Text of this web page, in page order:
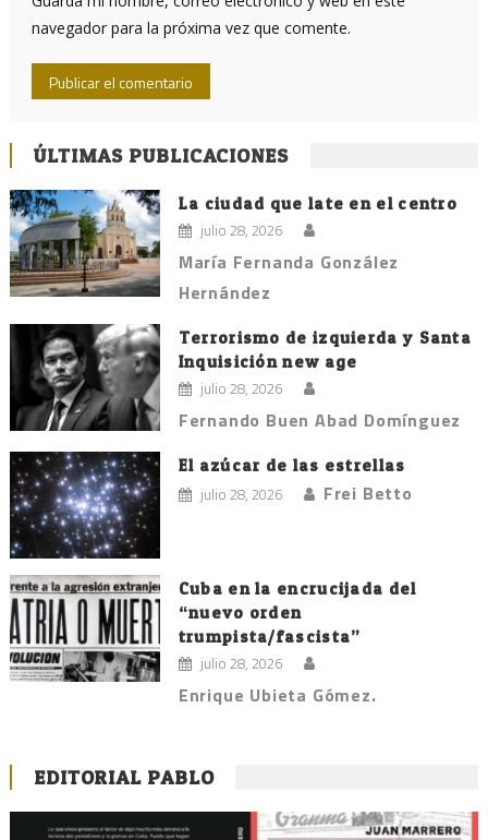
navegador para la próxima vez que comente.
ÚLTIMAS PUBLICACIONES
La ciudad que late en el centro
julio 28, 2026
María Fernanda González
Hernández
Terrorismo de izquierda y Santa
Inquisición new age
julio 28, 2026
Fernando Buen Abad Domínguez
El azúcar de las estrellas
julio 28, 2026 Frei Betto
Cuba en la encrucijada del
“nuevo orden
trumpista/fascista”
julio 28, 2026
Enrique Ubieta Gómez.
EDITORIAL PABLO